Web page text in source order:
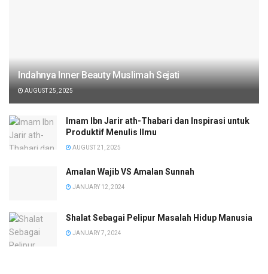
Indahnya Inner Beauty Muslimah Sejati
AUGUST 25, 2025
Imam Ibn Jarir ath-Thabari dan Inspirasi untuk
Produktif Menulis Ilmu
AUGUST 21, 2025
Amalan Wajib VS Amalan Sunnah
JANUARY 12, 2024
Shalat Sebagai Pelipur Masalah Hidup Manusia
JANUARY 7, 2024